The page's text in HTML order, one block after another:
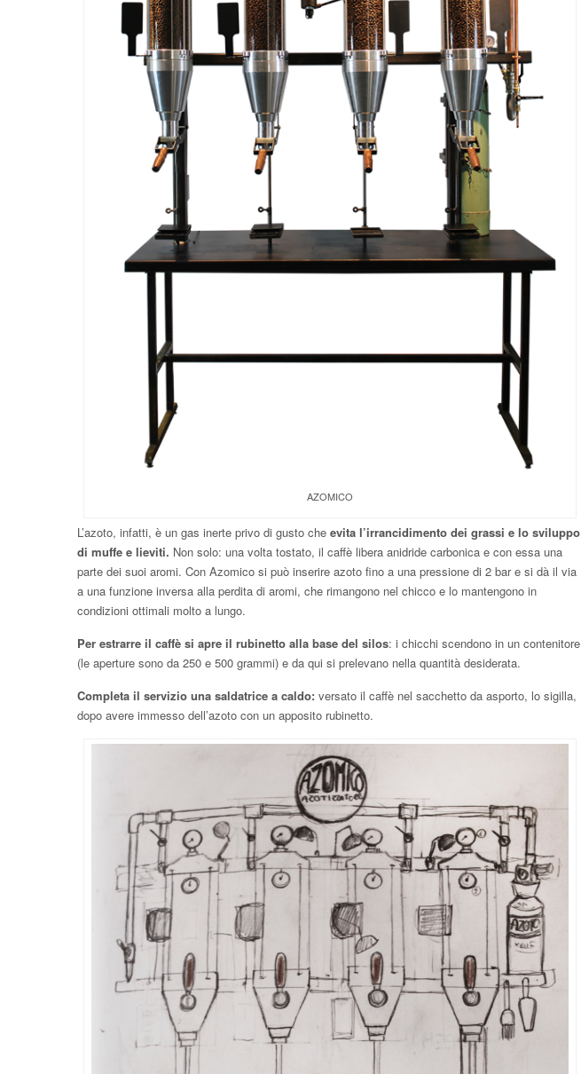
AZOMICO
L’azoto, infatti, è un gas inerte privo di gusto che evita l’irrancidimento dei grassi e lo sviluppo
di muffe e lieviti. Non solo: una volta tostato, il caffè libera anidride carbonica e con essa una
parte dei suoi aromi. Con Azomico si può inserire azoto fino a una pressione di 2 bar e si dà il via
a una funzione inversa alla perdita di aromi, che rimangono nel chicco e lo mantengono in
condizioni ottimali molto a lungo.
Per estrarre il caffè si apre il rubinetto alla base del silos: i chicchi scendono in un contenitore
(le aperture sono da 250 e 500 grammi) e da qui si prelevano nella quantità desiderata.
Completa il servizio una saldatrice a caldo: versato il caffè nel sacchetto da asporto, lo sigilla,
dopo avere immesso dell’azoto con un apposito rubinetto.